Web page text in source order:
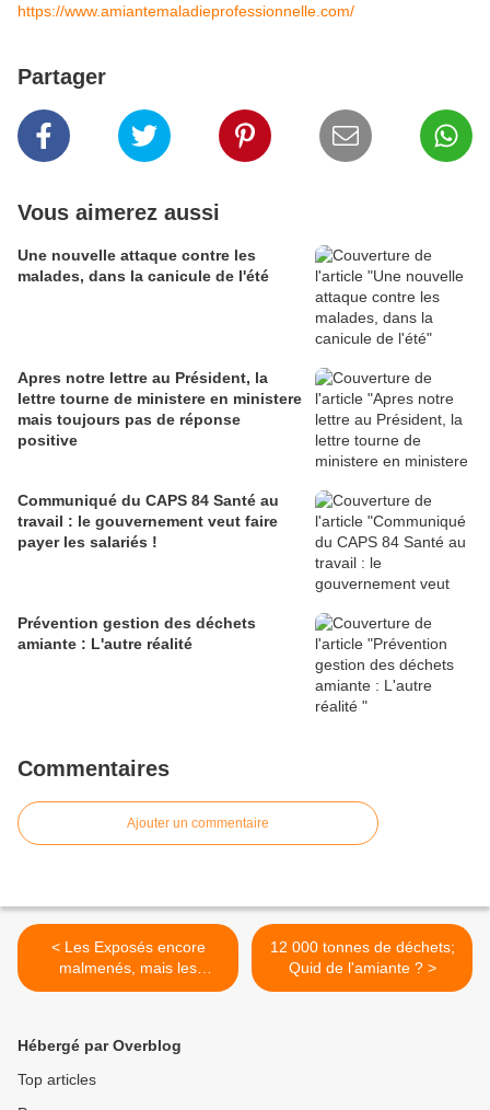
https://www.amiantemaladieprofessionnelle.com/
Partager
Vous aimerez aussi
Une nouvelle attaque contre les
malades, dans la canicule de l'été
Apres notre lettre au Président, la
lettre tourne de ministere en ministere
mais toujours pas de réponse
positive
Communiqué du CAPS 84 Santé au
travail : le gouvernement veut faire
payer les salariés !
Prévention gestion des déchets
amiante : L'autre réalité
Commentaires
Ajouter un commentaire
< Les Exposés encore
malmenés, mais les
associations se défendent
12 000 tonnes de déchets;
Quid de l'amiante ? >
Hébergé par Overblog
Top articles